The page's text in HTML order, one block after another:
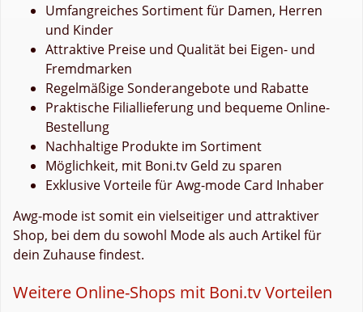
Umfangreiches Sortiment für Damen, Herren
und Kinder
Attraktive Preise und Qualität bei Eigen- und
Fremdmarken
Regelmäßige Sonderangebote und Rabatte
Praktische Filiallieferung und bequeme Online-
Bestellung
Nachhaltige Produkte im Sortiment
Möglichkeit, mit Boni.tv Geld zu sparen
Exklusive Vorteile für Awg-mode Card Inhaber
Awg-mode ist somit ein vielseitiger und attraktiver
Shop, bei dem du sowohl Mode als auch Artikel für
dein Zuhause findest.
Weitere Online-Shops mit Boni.tv Vorteilen